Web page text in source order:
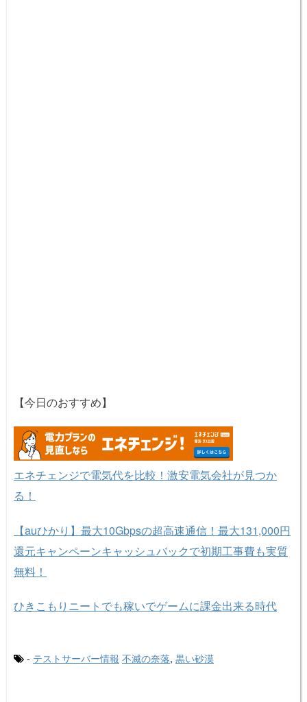
【今日のおすすめ】
エネチェンジで電気代を比較！激安電気会社が見つか
る！
【auひかり】最大10Gbpsの超高速通信！最大131,000円
還元キャンペーンキャッシュバックで初期工事費も実質
無料！
ひきこもりニートでも稼いでゲームに課金出来る時代
- テストサーバー情報 不滅の奈落, 黒い砂漠